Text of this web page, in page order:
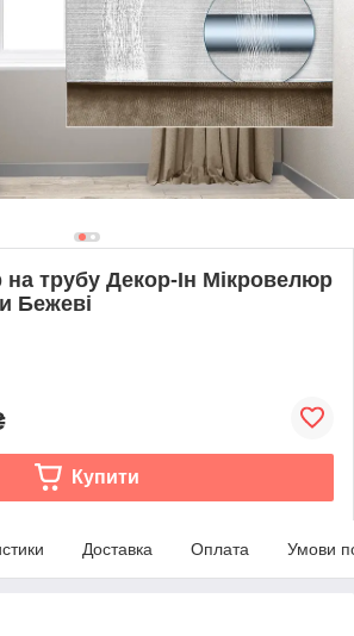
трубу Декор-Ін Мікровелюр
Бежеві
Купити
Доставка Оплата Умови